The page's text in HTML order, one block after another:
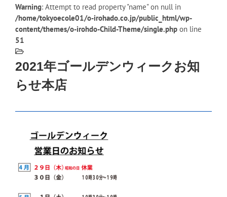
Warning: Attempt to read property "name" on null in
/home/tokyoecole01/o-irohado.co.jp/public_html/wp-
content/themes/o-irohdo-Child-Theme/single.php on line
51
2021年ゴールデンウィークお知
らせ本店